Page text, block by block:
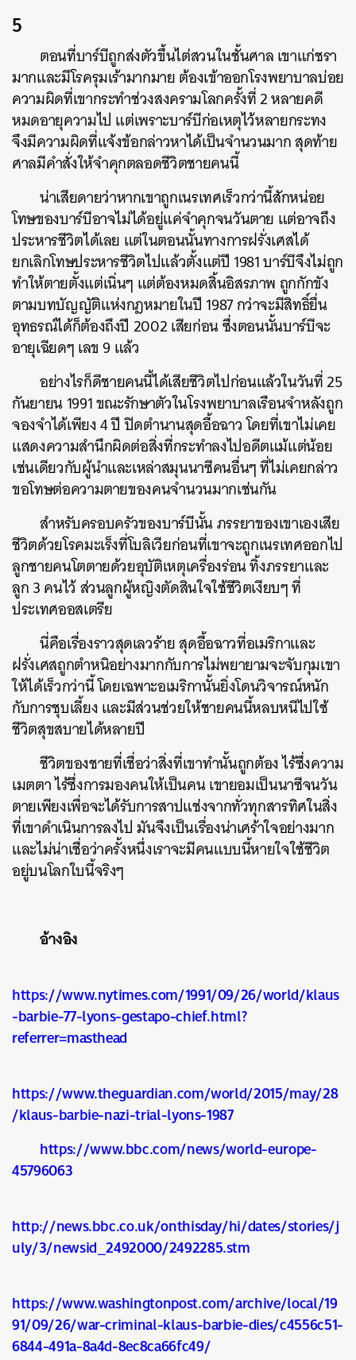
5
ตอนที่บาร์บีถูกส่งตัวขึ้นไต่สวนในชั้นศาล เขาแก่ชรา
มากและมีโรครุมเร้ามากมาย ต้องเข้าออกโรงพยาบาลบ่อย
ความผิดที่เขากระทำช่วงสงครามโลกครั้งที่ 2 หลายคดี
หมดอายุความไป แต่เพราะบาร์บีก่อเหตุไว้หลายกระทง
จึงมีความผิดที่แจ้งข้อกล่าวหาได้เป็นจำนวนมาก สุดท้าย
ศาลมีคำสั่งให้จำคุกตลอดชีวิตชายคนนี้
น่าเสียดายว่าหากเขาถูกเนรเทศเร็วกว่านี้สักหน่อย
โทษของบาร์บีอาจไม่ได้อยู่แค่จำคุกจนวันตาย แต่อาจถึง
ประหารชีวิตได้เลย แต่ในตอนนั้นทางการฝรั่งเศสได้
ยกเลิกโทษประหารชีวิตไปแล้วตั้งแต่ปี 1981 บาร์บีจึงไม่ถูก
ทำให้ตายตั้งแต่เนิ่นๆ แต่ต้องหมดสิ้นอิสรภาพ ถูกกักขัง
ตามบทบัญญัติแห่งกฎหมายในปี 1987 กว่าจะมีสิทธิ์ยื่น
อุทธรณ์ได้ก็ต้องถึงปี 2002 เสียก่อน ซึ่งตอนนั้นบาร์บีจะ
อายุเฉียดๆ เลข 9 แล้ว
อย่างไรก็ดีชายคนนี้ได้เสียชีวิตไปก่อนแล้วในวันที่ 25
กันยายน 1991 ขณะรักษาตัวในโรงพยาบาลเรือนจำหลังถูก
จองจำได้เพียง 4 ปี ปิดตำนานสุดอื้อฉาว โดยที่เขาไม่เคย
แสดงความสำนึกผิดต่อสิ่งที่กระทำลงไปอดีตแม้แต่น้อย
เช่นเดียวกับผู้นำและเหล่าสมุนนาซีคนอื่นๆ ที่ไม่เคยกล่าว
ขอโทษต่อความตายของคนจำนวนมากเช่นกัน
สำหรับครอบครัวของบาร์บีนั้น ภรรยาของเขาเองเสีย
ชีวิตด้วยโรคมะเร็งที่โบลิเวียก่อนที่เขาจะถูกเนรเทศออกไป
ลูกชายคนโตตายด้วยอุบัติเหตุเครื่องร่อน ทิ้งภรรยาและ
ลูก 3 คนไว้ ส่วนลูกผู้หญิงตัดสินใจใช้ชีวิตเงียบๆ ที่
ประเทศออสเตรีย
นี่คือเรื่องราวสุดเลวร้าย สุดอื้อฉาวที่อเมริกาและ
ฝรั่งเศสถูกตำหนิอย่างมากกับการไม่พยายามจะจับกุมเขา
ให้ได้เร็วกว่านี้ โดยเฉพาะอเมริกานั้นยิ่งโดนวิจารณ์หนัก
กับการชุบเลี้ยง และมีส่วนช่วยให้ชายคนนี้หลบหนีไปใช้
ชีวิตสุขสบายได้หลายปี
ชีวิตของชายที่เชื่อว่าสิ่งที่เขาทำนั้นถูกต้อง ไร้ซึ่งความ
เมตตา ไร้ซึ่งการมองคนให้เป็นคน เขายอมเป็นนาซีจนวัน
ตายเพียงเพื่อจะได้รับการสาปแช่งจากทั่วทุกสารทิศในสิ่ง
ที่เขาดำเนินการลงไป มันจึงเป็นเรื่องน่าเศร้าใจอย่างมาก
และไม่น่าเชื่อว่าครั้งหนึ่งเราจะมีคนแบบนี้หายใจใช้ชีวิต
อยู่บนโลกใบนี้จริงๆ
อ้างอิง
https://www.nytimes.com/1991/09/26/world/klaus
-barbie-77-lyons-gestapo-chief.html?
referrer=masthead
https://www.theguardian.com/world/2015/may/28
/klaus-barbie-nazi-trial-lyons-1987
https://www.bbc.com/news/world-europe-
45796063
http://news.bbc.co.uk/onthisday/hi/dates/stories/j
uly/3/newsid_2492000/2492285.stm
https://www.washingtonpost.com/archive/local/19
91/09/26/war-criminal-klaus-barbie-dies/c4556c51-
6844-491a-8a4d-8ec8ca66fc49/